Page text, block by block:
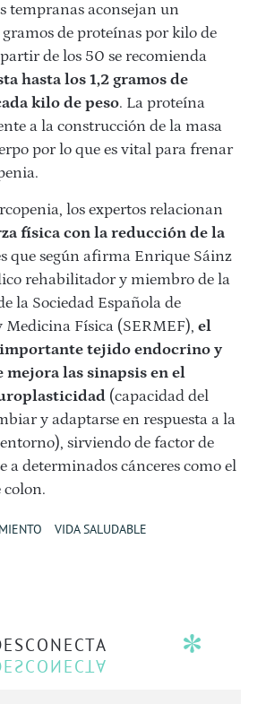
tempranas aconsejan un
de proteínas por kilo de
de los 50 se recomienda
hasta los 1,2 gramos de
kilo de peso. La proteína
a la construcción de la masa
por lo que es vital para frenar
los expertos relacionan
física con la reducción de la
que según afirma Enrique Sáinz
rehabilitador y miembro de la
la Sociedad Española de
Física (SERMEF), el
tejido endocrino y
mejora las sinapsis en el
(capacidad del
y adaptarse en respuesta a la
sirviendo de factor de
a determinados cánceres como el
colon.
VIDA SALUDABLE